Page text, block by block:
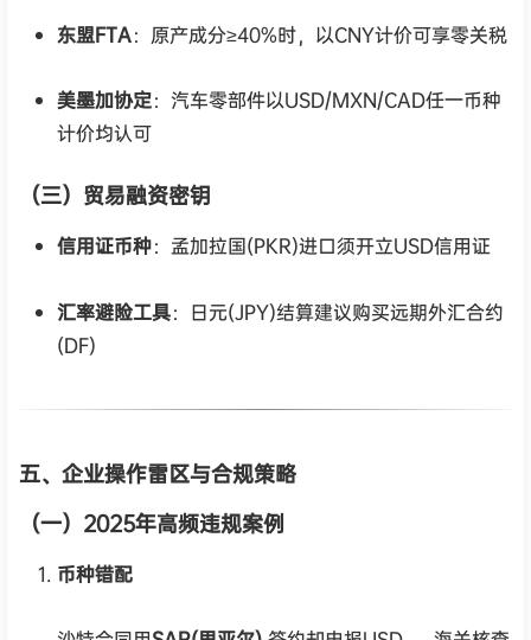
东盟FTA：原产成分≥40%时，以CNY计价可享零关税
美墨加协定：汽车零部件以USD/MXN/CAD任一币种
计价均认可
（三）贸易融资密钥
信用证币种：孟加拉国(PKR)进口须开立USD信用证
汇率避险工具：日元(JPY)结算建议购买远期外汇合约
(DF)
五、企业操作雷区与合规策略
（一）2025年高频违规案例
币种错配